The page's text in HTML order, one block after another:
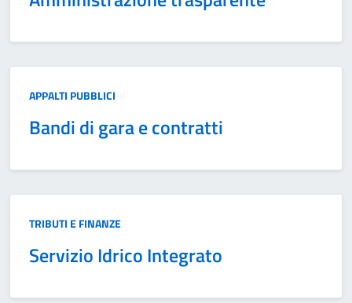
Categoria:
APPALTI PUBBLICI
Bandi di gara e contratti
Categoria:
TRIBUTI E FINANZE
Servizio Idrico Integrato